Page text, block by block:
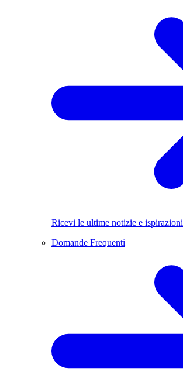
Ricevi le ultime notizie e ispirazioni
Domande Frequenti